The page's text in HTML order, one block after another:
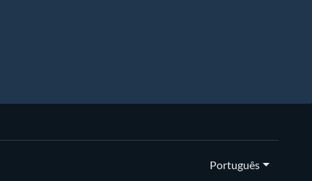
Português